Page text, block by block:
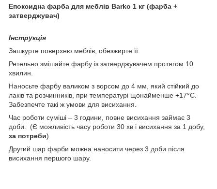
Епоксидна фарба для меблів Barko 1 кг (фарба +
затверджувач)
Інструкція
Зашкурте поверхню меблів, обезжирте її.
Ретельно змішайте фарбу із затверджувачем протягом 10
хвилин.
Наносьте фарбу валиком з ворсом до 4 мм, який стійкий до
лаків та розчинників, при температурі щонайменше +17°C.
Забезпечте такі ж умови для висихання.
Час роботи суміші – 3 години, повне висихання займає 3
доби. (Є можливість часу роботи 30 хв і висихання за 1 добу,
за потреби)
Другий шар фарби можна наносити через 3 доби після
висихання першого шару.